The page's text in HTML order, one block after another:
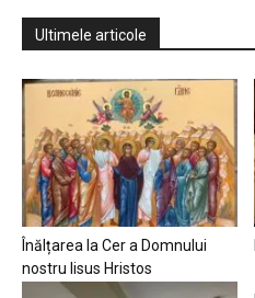
Ultimele articole
Înălțarea la Cer a Domnului
nostru Iisus Hristos